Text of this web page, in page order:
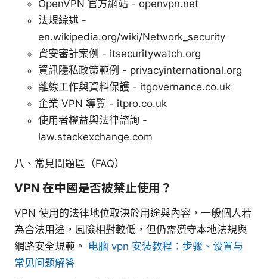
OpenVPN 官方網站 - openvpn.net
法規綜述 -
en.wikipedia.org/wiki/Network_security
資安審計案例 - itsecuritywatch.org
資訊隱私政策範例 - privacyinternational.org
離線工作與資料保護 - itgovernance.co.uk
企業 VPN 導覽 - itpro.co.uk
使用者權益與法律諮詢 -
law.stackexchange.com
八、常見問題區（FAQ）
VPN 在中國是否被禁止使用？
VPN 使用的法律地位取決於用途與內容，一般個人若
為合法用途，風險相對較低，但仍需遵守本地法規與
網路安全規範。 电脑 vpn 安装教程：步骤、设置与
常见问题解答